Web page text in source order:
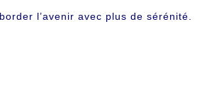
l’avenir avec plus de sérénité.